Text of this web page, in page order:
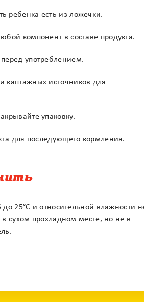
ребенка есть из ложечки.
компонент в составе продукта.
употреблением.
каптажных источников для
упаковку.
для последующего кормления.
до 25°С и относительной влажности
в сухом прохладном месте, но не в